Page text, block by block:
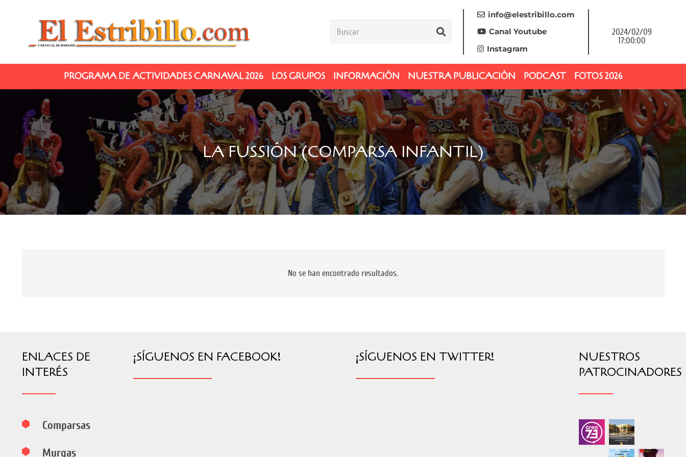
info@elestribillo.com
Canal Youtube
Instagram
2024/02/09
17:00:00
PROGRAMA DE ACTIVIDADES CARNAVAL 2026 LOS GRUPOS INFORMACIÓN NUESTRA PUBLICACIÓN PODCAST FOTOS 2026
LA FUSSIÓN (COMPARSA INFANTIL)
No se han encontrado resultados.
ENLACES DE
INTERÉS
Comparsas
Murgas
¡SÍGUENOS EN FACEBOOK! ¡SÍGUENOS EN TWITTER!
NUESTROS
PATROCINADORES